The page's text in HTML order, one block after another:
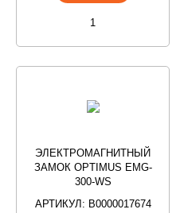
ЭЛЕКТРОМАГНИТНЫЙ
ЗАМОК OPTIMUS EMG-
300-WS
АРТИКУЛ: В0000017674